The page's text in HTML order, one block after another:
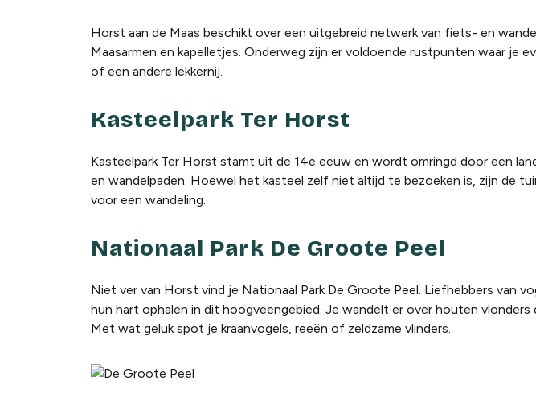
Horst aan de Maas beschikt over een uitgebreid netwerk van fiets- en
Maasarmen en kapelletjes. Onderweg zijn er voldoende rustpunten waar je
of een andere lekkernij.
Kasteelpark Ter Horst
Kasteelpark Ter Horst stamt uit de 14e eeuw en wordt omringd door een
en wandelpaden. Hoewel het kasteel zelf niet altijd te bezoeken is, zijn de
voor een wandeling.
Nationaal Park De Groote Peel
Niet ver van Horst vind je Nationaal Park De Groote Peel. Liefhebbers van
hun hart ophalen in dit hoogveengebied. Je wandelt er over houten
Met wat geluk spot je kraanvogels, reeën of zeldzame vlinders.